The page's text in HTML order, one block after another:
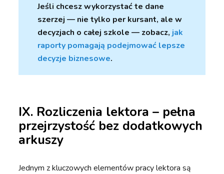
Jeśli chcesz wykorzystać te dane
szerzej — nie tylko per kursant, ale w
decyzjach o całej szkole — zobacz, jak
raporty pomagają podejmować lepsze
decyzje biznesowe.
IX. Rozliczenia lektora – pełna
przejrzystość bez dodatkowych
arkuszy
Jednym z kluczowych elementów pracy lektora są